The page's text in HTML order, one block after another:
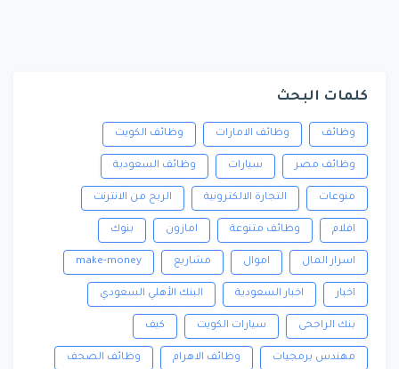
كلمات البحث
وظائف وظائف الامارات وظائف الكويت
وظائف مصر سيارات وظائف السعودية
منوعات التجارة الالكترونية الربح من الانترنت
افلام وظائف متنوعة امازون بنوك
اسرار المال اموال مشاريع make-money
اخبار اخبار السعودية البنك الأهلي السعودي
بنك الراجحى سيارات الكويت كيف
مهندس برمجيات وظائف الاهرام وظائف الصحف